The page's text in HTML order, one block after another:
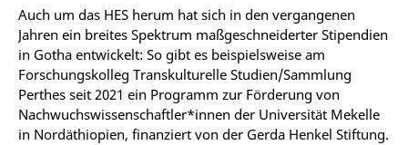
Auch um das HES herum hat sich in den vergangenen
Jahren ein breites Spektrum maßgeschneiderter Stipendien
in Gotha entwickelt: So gibt es beispielsweise am
Forschungskolleg Transkulturelle Studien/Sammlung
Perthes seit 2021 ein Programm zur Förderung von
Nachwuchswissenschaftler*innen der Universität Mekelle
in Nordäthiopien, finanziert von der Gerda Henkel Stiftung.